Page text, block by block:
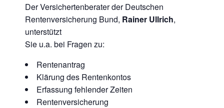
Der Versichertenberater der Deutschen
Rentenversicherung Bund, Rainer Ullrich,
unterstützt
Sie u.a. bei Fragen zu:
Rentenantrag
Klärung des Rentenkontos
Erfassung fehlender Zeiten
Rentenversicherung